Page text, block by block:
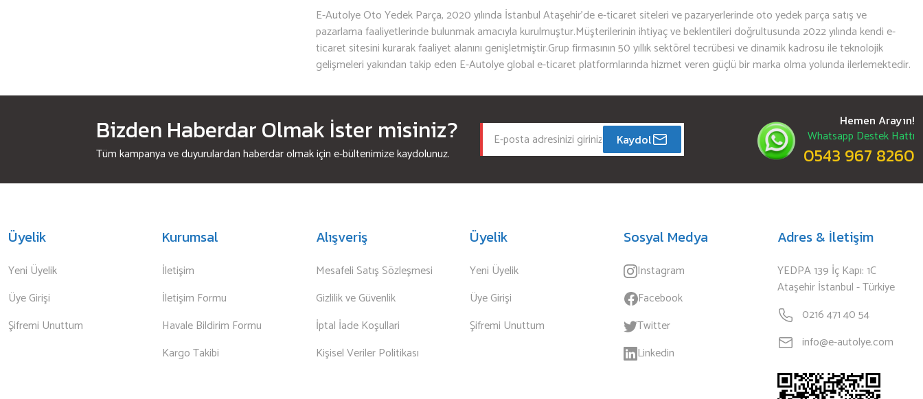
E-Autolye Oto Yedek Parça, 2020 yılında İstanbul Ataşehir’de e-ticaret siteleri ve pazaryerlerinde oto yedek parça satış ve
pazarlama faaliyetlerinde bulunmak amacıyla kurulmuştur.Müşterilerinin ihtiyaç ve beklentileri doğrultusunda 2022 yılında kendi e-
ticaret sitesini kurarak faaliyet alanını genişletmiştir.Grup firmasının 50 yıllık sektörel tecrübesi ve dinamik kadrosu ile teknolojik
gelişmeleri yakından takip eden E-Autolye global e-ticaret platformlarında hizmet veren güçlü bir marka olma yolunda ilerlemektedir.
Bizden Haberdar Olmak İster misiniz?
Tüm kampanya ve duyurulardan haberdar olmak için e-bültenimize kaydolunuz.
Kaydol
Hemen Arayın!
Whatsapp Destek Hattı
0543 967 8260
Üyelik
Yeni Üyelik
Üye Girişi
Şifremi Unuttum
Kurumsal
İletişim
İletişim Formu
Havale Bildirim Formu
Kargo Takibi
Alışveriş
Mesafeli Satış Sözleşmesi
Gizlilik ve Güvenlik
İptal İade Koşullari
Kişisel Veriler Politikası
Üyelik
Yeni Üyelik
Üye Girişi
Şifremi Unuttum
Sosyal Medya
Instagram
Facebook
Twitter
Linkedin
Adres & İletişim
YEDPA 139 İç Kapı: 1C
Ataşehir İstanbul - Türkiye
0216 471 40 54
info@e-autolye.com